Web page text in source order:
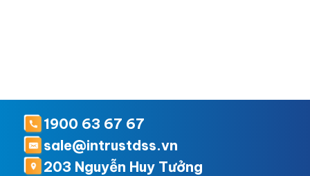
1900 63 67 67
sale@intrustdss.vn
203 Nguyễn Huy Tưởng